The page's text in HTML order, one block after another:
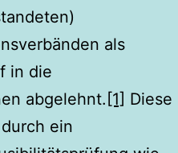
als
in die
abgelehnt. [1] Diese
ein